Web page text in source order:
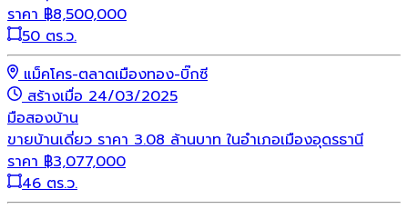
ราคา ฿8,500,000
50 ตร.ว.
แม็คโคร-ตลาดเมืองทอง-บิ๊กซี
สร้างเมื่อ 24/03/2025
มือสองบ้าน
ขายบ้านเดี่ยว ราคา 3.08 ล้านบาท ในอำเภอเมืองอุดรธานี
ราคา ฿3,077,000
46 ตร.ว.